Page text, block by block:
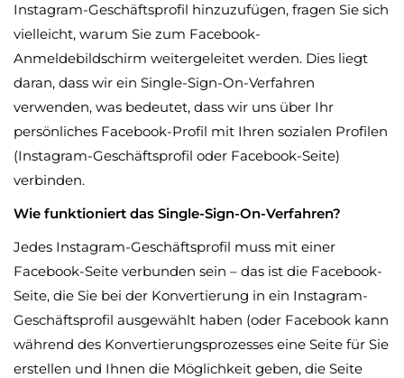
Instagram-Geschäftsprofil hinzuzufügen, fragen Sie sich
vielleicht, warum Sie zum Facebook-
Anmeldebildschirm weitergeleitet werden. Dies liegt
daran, dass wir ein Single-Sign-On-Verfahren
verwenden, was bedeutet, dass wir uns über Ihr
persönliches Facebook-Profil mit Ihren sozialen Profilen
(Instagram-Geschäftsprofil oder Facebook-Seite)
verbinden.
Wie funktioniert das Single-Sign-On-Verfahren?
Jedes Instagram-Geschäftsprofil muss mit einer
Facebook-Seite verbunden sein – das ist die Facebook-
Seite, die Sie bei der Konvertierung in ein Instagram-
Geschäftsprofil ausgewählt haben (oder Facebook kann
während des Konvertierungsprozesses eine Seite für Sie
erstellen und Ihnen die Möglichkeit geben, die Seite